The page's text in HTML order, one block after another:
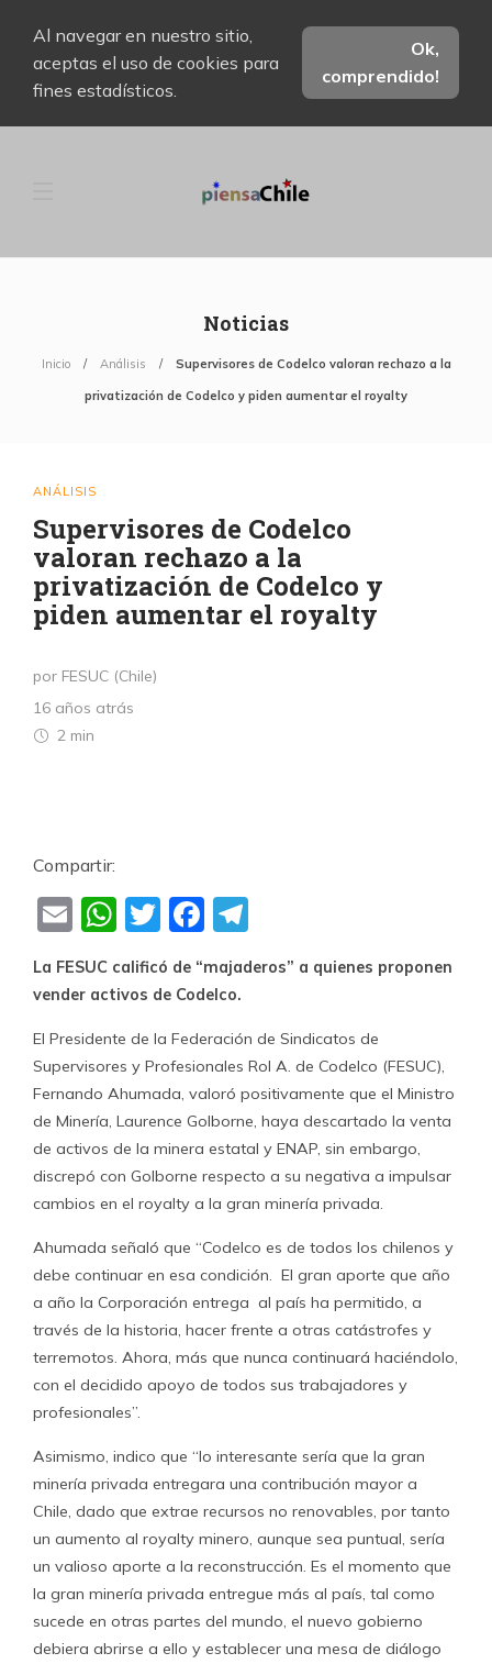
Al navegar en nuestro sitio,
aceptas el uso de cookies para
fines estadísticos.
Ok,
comprendido!
Noticias
Inicio Análisis Supervisores de Codelco valoran rechazo a la
privatización de Codelco y piden aumentar el royalty
ANÁLISIS
Supervisores de Codelco
valoran rechazo a la
privatización de Codelco y
piden aumentar el royalty
por FESUC (Chile)
16 años atrás
2 min
Compartir:
EmailWhatsApp
TwitterFacebook
La FESUC calificó de “majaderos” a quienes proponen
vender activos de Codelco.
El Presidente de la Federación de Sindicatos de
Supervisores y Profesionales Rol A. de Codelco (FESUC),
Fernando Ahumada, valoró positivamente que el Ministro
de Minería, Laurence Golborne, haya descartado la venta
de activos de la minera estatal y ENAP, sin embargo,
discrepó con Golborne respecto a su negativa a impulsar
cambios en el royalty a la gran minería privada.
Ahumada señaló que “Codelco es de todos los chilenos y
debe continuar en esa condición. El gran aporte que año
a año la Corporación entrega al país ha permitido, a
través de la historia, hacer frente a otras catástrofes y
terremotos. Ahora, más que nunca continuará haciéndolo,
con el decidido apoyo de todos sus trabajadores y
profesionales”.
Asimismo, indico que “lo interesante sería que la gran
minería privada entregara una contribución mayor a
Chile, dado que extrae recursos no renovables, por tanto
un aumento al royalty minero, aunque sea puntual, sería
un valioso aporte a la reconstrucción. Es el momento que
la gran minería privada entregue más al país, tal como
sucede en otras partes del mundo, el nuevo gobierno
debiera abrirse a ello y establecer una mesa de diálogo